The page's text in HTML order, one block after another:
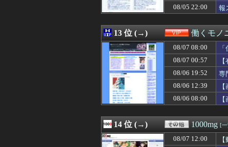
08/07 11:18
【朗報】山本由
08/07 11:18
理想的な年の取
08/07 11:18
【悲報】ブラジ
08/07 11:18
ＴＶの戦隊ヒー
08/07 11:18
【衝撃】天才ワ
08/07 11:18
【朗報】マリオ
08/07 11:17
Anduril社が自律
08/07 11:16
【朗報】女子陸
08/07 11:16
元区議団長 「
08/07 11:15
父の元ウワキ相
08/07 11:15
【高校野球】青
08/07 11:15
増水した川に取
08/07 11:15
FIFA制裁待っ
08/07 11:15
看護学校通って
08/07 11:13
洋服の青山も｢
08/05 22:00
報
13 位 (→) 働くモノ
08/07 08:00
08/07 00:57
08/06 19:52
専
08/06 12:39
08/06 08:00
14 位 (→) 1000mg [
08/07 12:00